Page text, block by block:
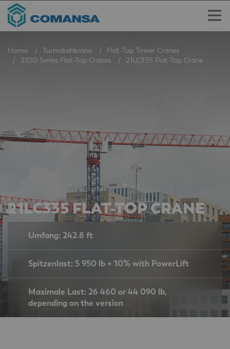
Home Turmdrehkrane
Flat-Top Tower Cranes
2100 Series Flat-Top Cranes
21LC335 Flat-Top Crane
21LC335 FLAT-TOP CRANE
Umfang: 242.8 ft
Spitzenlast: 5 950 lb + 10% with PowerLift
Maximale Last: 26 460 or 44 090 lb,
depending on the version